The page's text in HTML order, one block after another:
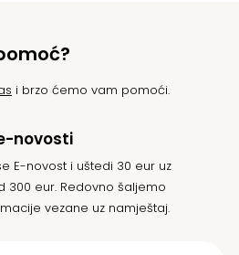
i brzo ćemo vam pomoći.
novosti
E-novost i uštedi 30 eur uz
300 eur. Redovno šaljemo
vezane uz namještaj.